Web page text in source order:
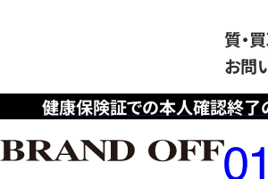
健康保険証での本人確認終
質・
お問
フ
リ
ー